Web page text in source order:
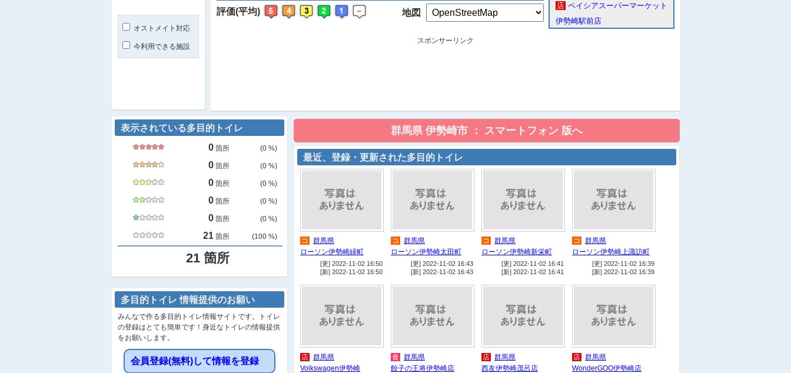
評価(平均) 地図
店 ベイシアスーパーマーケット
伊勢崎駅前店
店ＨｏｎｄａＣａｒｓ群馬中央
伊勢崎南店
店ドコモショップ伊勢崎南店
スポンサーリンク
オストメイト対応
今利用できる施設
最近、登録・更新された多目的トイレ
コ
群馬県
ローソン伊勢崎緑町
[更] 2022-11-02 16:50
[新] 2022-11-02 16:50
コ
群馬県
ローソン伊勢崎太田町
[更] 2022-11-02 16:43
[新] 2022-11-02 16:43
コ
群馬県
ローソン伊勢崎新栄町
[更] 2022-11-02 16:41
[新] 2022-11-02 16:41
コ
群馬県
ローソン伊勢崎上諏訪町
[更] 2022-11-02 16:39
[新] 2022-11-02 16:39
店 群馬県
Volkswagen伊勢崎
食 群馬県
餃子の王将伊勢崎店
店 群馬県
西友伊勢崎茂呂店
店 群馬県
WonderGOO伊勢崎店
表示されている多目的トイレ
0 箇所 (0 %)
0 箇所 (0 %)
0 箇所 (0 %)
0 箇所 (0 %)
0 箇所 (0 %)
21 箇所 (100 %)
21 箇所
多目的トイレ 情報提供のお願い
みんなで作る多目的トイレ情報サイトです。トイレ
の登録はとても簡単です！身近なトイレの情報提供
をお願いします。
会員登録(無料)して情報を登録